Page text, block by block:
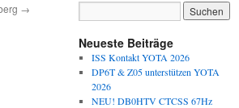
→
Neueste Beiträge
ISS Kontakt YOTA 2026
DP6T & Z05 unterstützen YOTA
2026
NEU! DB0HTV CTCSS 67Hz